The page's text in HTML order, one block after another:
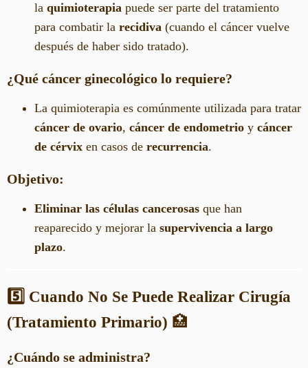
la quimioterapia puede ser parte del tratamiento
para combatir la recidiva (cuando el cáncer vuelve
después de haber sido tratado).
¿Qué cáncer ginecológico lo requiere?
La quimioterapia es comúnmente utilizada para tratar
cáncer de ovario, cáncer de endometrio y cáncer
de cérvix en casos de recurrencia.
Objetivo:
Eliminar las células cancerosas que han
reaparecido y mejorar la supervivencia a largo
plazo.
5️⃣ Cuando No Se Puede Realizar Cirugía
(Tratamiento Primario) 🏥
¿Cuándo se administra?